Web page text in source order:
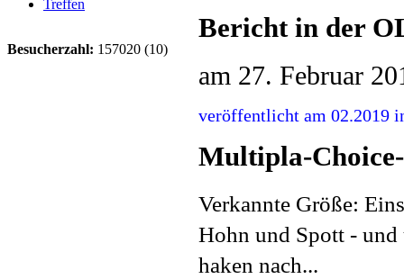
Bericht in der
am 27. Februar
veröffentlicht am 02.2019
Multipla-
Verkannte Größe:
Hohn und Spott - und
haken nach...
Treffen
Besucherzahl: 157020 (10)